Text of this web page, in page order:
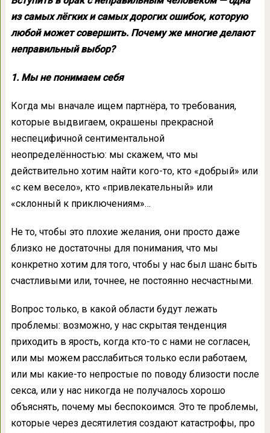
из самых лёгких и самых дорогих ошибок, которую
любой может совершить. Почему же многие делают
неправильный выбор?
1. Мы не понимаем себя
Когда мы вначале ищем партнёра, то требования,
которые выдвигаем, окрашены прекрасной
неспецифичной сентиментальной
неопределённостью: мы скажем, что мы
действительно хотим найти кого-то, кто «добрый» или
«с кем весело», кто «привлекательный» или
«склонный к приключениям»…
Не то, чтобы это плохие желания, они просто даже
близко не достаточны для понимания, что мы
конкретно хотим для того, чтобы у нас был шанс быть
счастливыми или, точнее, не постоянно несчастными.
Вопрос только, в какой области будут лежать
проблемы: возможно, у нас скрытая тенденция
приходить в ярость, когда кто-то с нами не согласен,
или мы можем расслабиться только если работаем,
или мы какие-то непростые по поводу близости после
секса, или у нас никогда не получалось хорошо
объяснять, почему мы беспокоимся. Это те проблемы,
которые через десятилетия создают катастрофы, про